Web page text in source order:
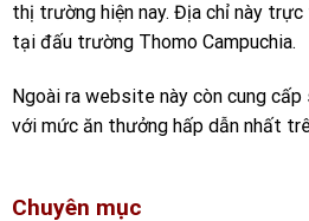
thị trường hiện nay. Địa chỉ này
tại đấu trường Thomo Campuchia.
Ngoài ra website này còn cung
với mức ăn thưởng hấp dẫn nhất
Chuyên mục